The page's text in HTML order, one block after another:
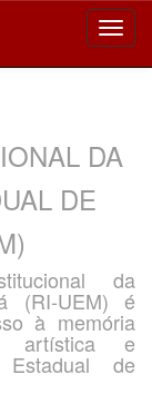
DA
DE
da
(RI-UEM) é
à memória
artística e
Estadual de